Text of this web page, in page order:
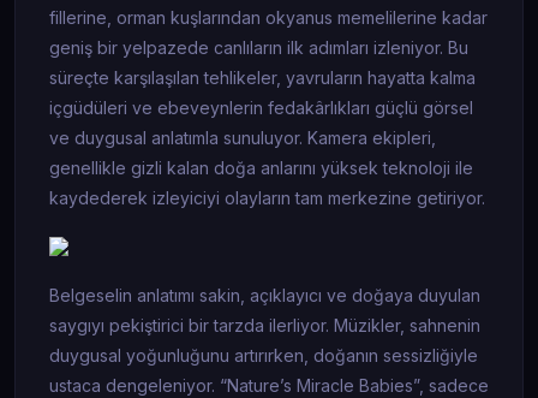
fillerine, orman kuşlarından okyanus memelilerine kadar
geniş bir yelpazede canlıların ilk adımları izleniyor. Bu
süreçte karşılaşılan tehlikeler, yavruların hayatta kalma
içgüdüleri ve ebeveynlerin fedakârlıkları güçlü görsel
ve duygusal anlatımla sunuluyor. Kamera ekipleri,
genellikle gizli kalan doğa anlarını yüksek teknoloji ile
kaydederek izleyiciyi olayların tam merkezine getiriyor.
Belgeselin anlatımı sakin, açıklayıcı ve doğaya duyulan
saygıyı pekiştirici bir tarzda ilerliyor. Müzikler, sahnenin
duygusal yoğunluğunu artırırken, doğanın sessizliğiyle
ustaca dengeleniyor. “Nature’s Miracle Babies”, sadece